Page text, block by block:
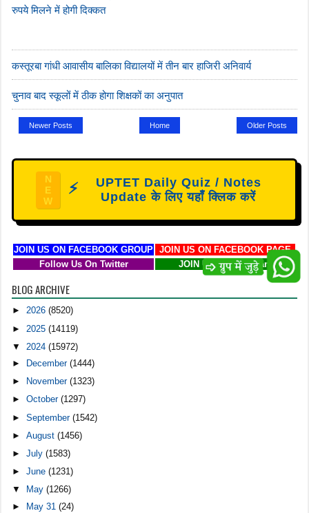
रुपये मिलने में होगी दिक्कत
कस्तूरबा गांधी आवासीय बालिका विद्यालयों में तीन बार हाजिरी अनिवार्य
चुनाव बाद स्कूलों में ठीक होगा शिक्षकों का अनुपात
Newer Posts Older Posts
Home
N
E
W
⚡
UPTET Daily Quiz / Notes
Update के लिए यहाँ क्लिक करें
JOIN US ON FACEBOOK GROUP
JOIN US ON FACEBOOK PAGE
Follow Us On Twitter
JOIN US ON Telegram
BLOG ARCHIVE
►2026(8520)
► 2025(14119)
▼ 2024(15972)
►
December(1444)
►
November(1323)
►October(1297)
►September(1542)
►August(1456)
►July(1583)
►June(1231)
▼
May(1266)
► May 31(24)